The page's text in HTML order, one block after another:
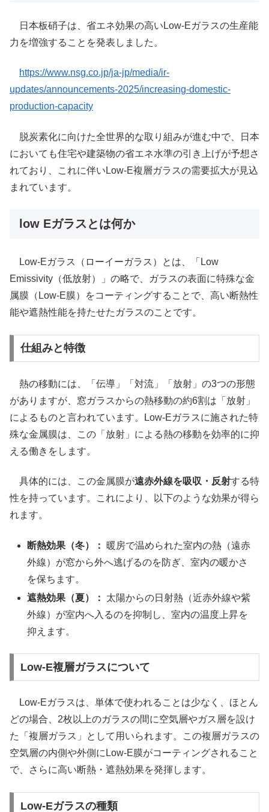
日本板硝子は、省エネ効果の高いLow-Eガラスの生産能
力を増強することを発表しました。
https://www.nsg.co.jp/ja-jp/media/ir-
updates/announcements-2025/increasing-domestic-
production-capacity
脱炭素化に向けた全世界的な取り組みが進む中で、日本
においても住宅や建築物の省エネ水準の引き上げが予想さ
れており、これに伴いLow-E複層ガラスの需要拡大が見込
まれています。
low Eガラスとは何か
Low-Eガラス（ローイーガラス）とは、「Low
Emissivity（低放射）」の略で、ガラスの表面に特殊な金
属膜（Low-E膜）をコーティングすることで、高い断熱性
能や遮熱性能を持たせたガラスのことです。
仕組みと特徴
熱の移動には、「伝導」「対流」「放射」の3つの形態
がありますが、窓ガラスからの熱移動の約6割は「放射」
によるものと言われています。Low-Eガラスに施された特
殊な金属膜は、この「放射」による熱の移動を効率的に抑
える働きをします。
具体的には、この金属膜が遠赤外線を吸収・反射する特
性を持っています。これにより、以下のような効果が得ら
れます。
断熱効果（冬）：
暖房で温められた室内の熱（遠赤
外線）が窓から外へ逃げるのを防ぎ、室内の暖かさ
を保ちます。
遮熱効果（夏）：
太陽からの日射熱（近赤外線や紫
外線）が室内へ入るのを抑制し、室内の温度上昇を
抑えます。
Low-E複層ガラスについて
Low-Eガラスは、単体で使われることは少なく、ほとん
どの場合、2枚以上のガラスの間に空気層やガス層を設け
た「複層ガラス」として用いられます。この複層ガラスの
空気層の内側や外側にLow-E膜がコーティングされること
で、さらに高い断熱・遮熱効果を発揮します。
Low-Eガラスの種類